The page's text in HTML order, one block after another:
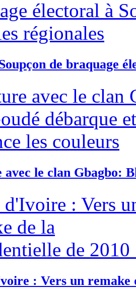
de braquage
le clan Gbagbo:
: Vers un remake